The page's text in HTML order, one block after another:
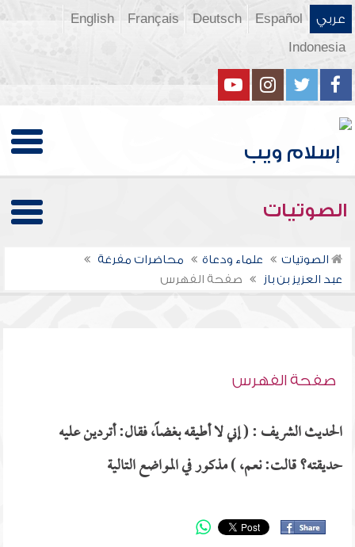
عربي Español
Deutsch
Français
English
Indonesia
الصوتيات
الصوتيات علماء ودعاة
محاضرات مفرغة
عبد العزيز بن باز
صفحة الفهرس
صفحة الفهرس
الحديث الشريف : ( إني لا أطيقه بغضاً، فقال: أتردين عليه
حديقته؟ قالت: نعم، ) مذكور في المواضع التالية